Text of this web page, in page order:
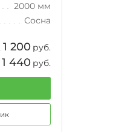
2000 мм
Сосна
1 200 руб.
1 440 руб.